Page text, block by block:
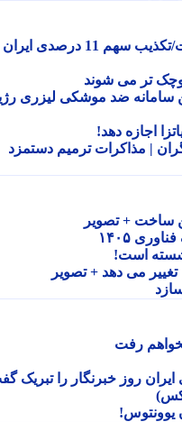
عراقچی: توافق با عمان نزدیک است/تکذیب سهم 11 درصدی ایران از
تر می شوند
ضد موشکی لیزری رژیم
اجازه دهد!
| مذاکرات ترمیم دستمزد
+ تصویر
۱۴۰۵
است!
می دهد + تصویر
رفت
روز خبرنگار را تبریک گفت